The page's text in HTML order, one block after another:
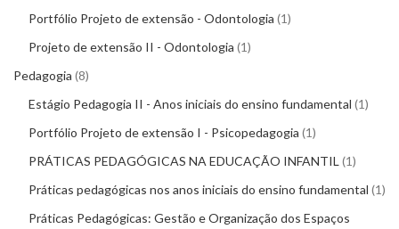
Portfólio Projeto de extensão - Odontologia 1
Projeto de extensão II - Odontologia 1
Pedagogia 8
Estágio Pedagogia II - Anos iniciais do ensino fundamental 1
Portfólio Projeto de extensão I - Psicopedagogia 1
PRÁTICAS PEDAGÓGICAS NA EDUCAÇÃO INFANTIL
1
Práticas pedagógicas nos anos iniciais do ensino fundamental 1
Práticas Pedagógicas: Gestão e Organização dos Espaços